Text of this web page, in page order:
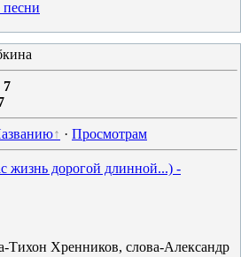
7
· Просмотрам
жизнь дорогой длинной...) -
Тихон Хренников, слова-Александр